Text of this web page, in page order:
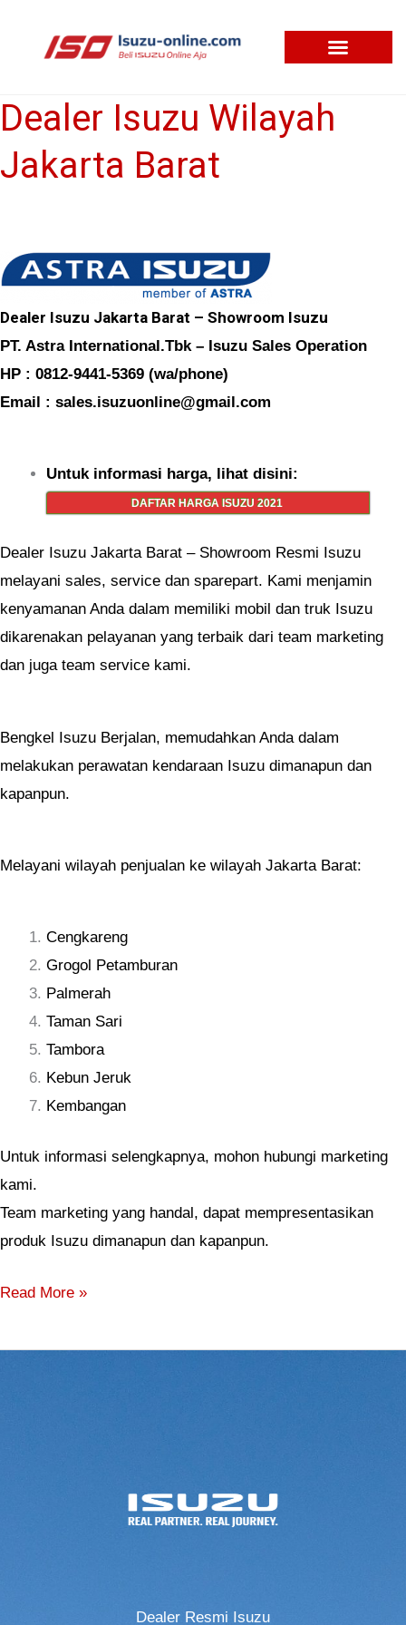
Dealer Isuzu Wilayah
Jakarta Barat
Dealer Isuzu Jakarta Barat – Showroom Isuzu
PT. Astra International.Tbk – Isuzu Sales Operation
HP : 0812-9441-5369 (wa/phone)
Email : sales.isuzuonline@gmail.com
Untuk informasi harga, lihat disini:
DAFTAR HARGA ISUZU 2021
Dealer Isuzu Jakarta Barat – Showroom Resmi Isuzu
melayani sales, service dan sparepart. Kami menjamin
kenyamanan Anda dalam memiliki mobil dan truk Isuzu
dikarenakan pelayanan yang terbaik dari team marketing
dan juga team service kami.
Bengkel Isuzu Berjalan, memudahkan Anda dalam
melakukan perawatan kendaraan Isuzu dimanapun dan
kapanpun.
Melayani wilayah penjualan ke wilayah Jakarta Barat:
Cengkareng
Grogol Petamburan
Palmerah
Taman Sari
Tambora
Kebun Jeruk
Kembangan
Untuk informasi selengkapnya, mohon hubungi marketing
kami.
Team marketing yang handal, dapat mempresentasikan
produk Isuzu dimanapun dan kapanpun.
Dealer
Isuzu
Wilayah
Read More »
Dealer Resmi Isuzu